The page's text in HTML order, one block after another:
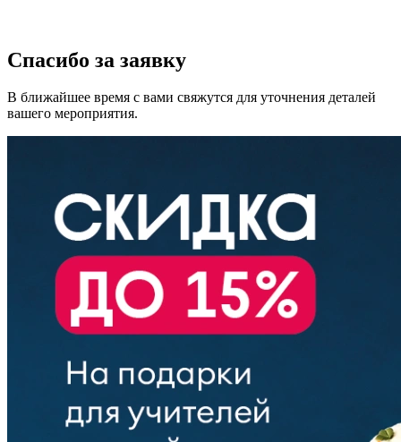
Спасибо за заявку
В ближайшее время с вами свяжутся для уточнения деталей
вашего мероприятия.